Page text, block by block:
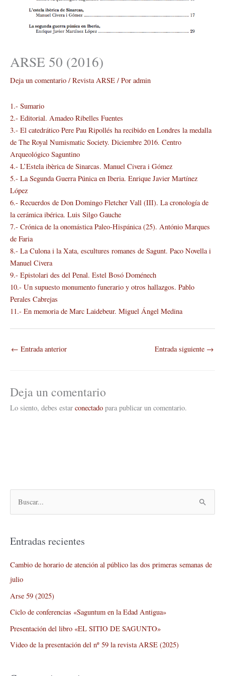
ARSE 50 (2016)
Deja un comentario / Revista ARSE / Por admin
1.- Sumario
2.- Editorial. Amadeo Ribelles Fuentes
3.- El catedrático Pere Pau Ripollés ha recibido en Londres la medalla
de The Royal Numismatic Society. Diciembre 2016. Centro
Arqueológico Saguntino
4.- L’Estela ibèrica de Sinarcas. Manuel Civera i Gómez
5.- La Segunda Guerra Púnica en Iberia. Enrique Javier Martínez
López
6.- Recuerdos de Don Domingo Fletcher Vall (III). La cronología de
la cerámica ibérica. Luis Silgo Gauche
7.- Crónica de la onomástica Paleo-Hispánica (25). António Marques
de Faria
8.- La Culona i la Xata, escultures romanes de Sagunt. Paco Novella i
Manuel Civera
9.- Epistolari des del Penal. Estel Bosó Doménech
10.- Un supuesto monumento funerario y otros hallazgos. Pablo
Perales Cabrejas
11.- En memoria de Marc Laidebeur. Miguel Ángel Medina
← Entrada anterior Entrada siguiente →
Deja un comentario
Lo siento, debes estar conectado para publicar un comentario.
c
a
r
p
Entradas recientes
Cambio de horario de atención al público las dos primeras semanas de
julio
Arse 59 (2025)
Ciclo de conferencias «Saguntum en la Edad Antigua»
Presentación del libro «EL SITIO DE SAGUNTO»
Video de la presentación del nº 59 la revista ARSE (2025)